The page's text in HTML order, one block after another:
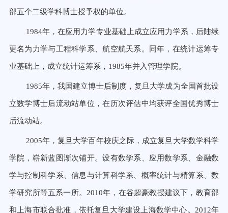
部五个二级学科博士授予权的单位。
1984年，在应用力学专业基础上成立应用力学系，后陆续
更名为力学与工程科学系、航空航天系。同年，在统计运筹专
业基础上，成立统计运筹系，1985年并入管理学院。
1985年，我国建立博士后制度，复旦大学成为全国首批设
立数学博士后流动站单位，在历次评估中均获评全国优秀博士
后流动站。
2005年，复旦大学百年校庆之际，成立复旦大学数学科学
学院，崭新蓝图渐次铺开。设有数学系、应用数学系、金融数
学与控制科学系、信息与计算科学系、概率统计与精算系、数
学研究所等五系一所。2010年，在谷超豪教授建议下，教育部
和上海市联合批准，依托复旦大学建设上海数学中心。2012年